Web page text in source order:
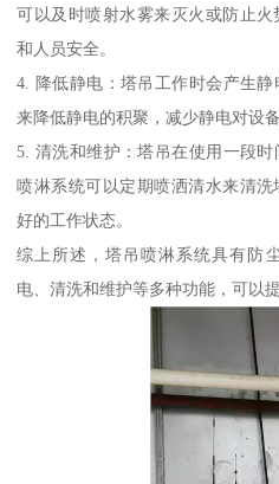
可以及时喷射水雾来灭火或防止
和人员安全。
4. 降低静电：塔吊工作时会产生
来降低静电的积聚，减少静电对设
5. 清洗和维护：塔吊在使用一段
喷淋系统可以定期喷洒清水来清
好的工作状态。
综上所述，塔吊喷淋系统具有防
电、清洗和维护等多种功能，可以